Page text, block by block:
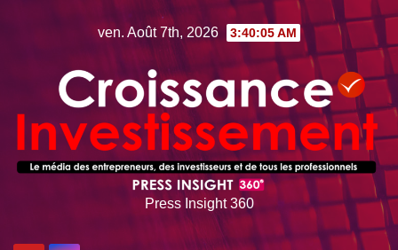
ven. Août 7th, 2026 3:40:06 AM
Press Insight 360